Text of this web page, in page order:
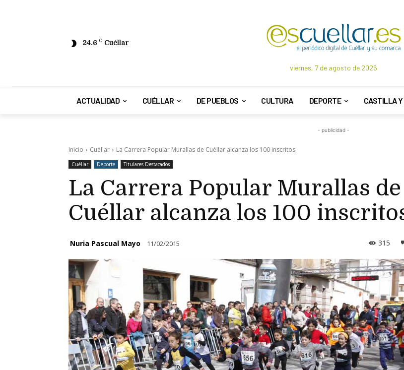
24.6 C Cuéllar
viernes, 7 de agosto de 2026
ACTUALIDAD CUÉLLAR DE PUEBLOS CULTURA DEPORTE CASTILLA Y
- publicidad -
Inicio Cuéllar La Carrera Popular Murallas de Cuéllar alcanza los 100 inscritos
Cuéllar Deporte Titulares Destacados
La Carrera Popular Murallas de
Cuéllar alcanza los 100
Nuria Pascual Mayo 11/02/2015 315